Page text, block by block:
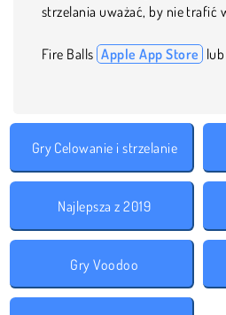
strzelania uważać, by nie trafić
Fire Balls Apple App Store lub
Gry Celowanie i strzelanie
Najlepsza z 2019
Gry Voodoo